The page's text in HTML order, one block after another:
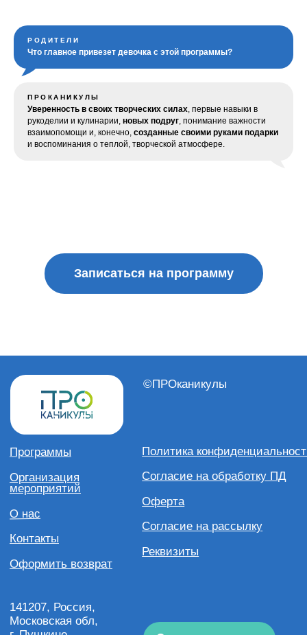
РОДИТЕЛИ
Что главное привезет девочка с этой программы?
ПРОКАНИКУЛЫ
Уверенность в своих творческих силах , первые навыки в
рукоделии и кулинарии, новых подруг , понимание важности
взаимопомощи и, конечно, созданные своими руками подарки
и воспоминания о теплой, творческой атмосфере.
Записаться на программу